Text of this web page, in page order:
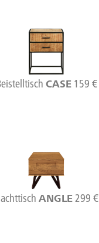
CASE159 €
ANGLE299 €